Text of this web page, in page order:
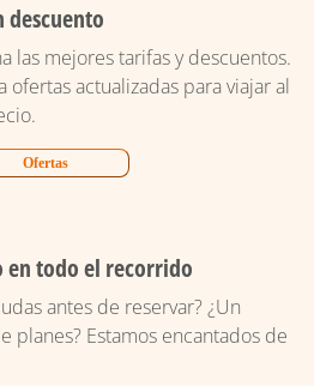
descuento
las mejores tarifas y descuentos.
ofertas actualizadas para viajar al
Ofertas
en todo el recorrido
antes de reservar? ¿Un
planes? Estamos encantados de